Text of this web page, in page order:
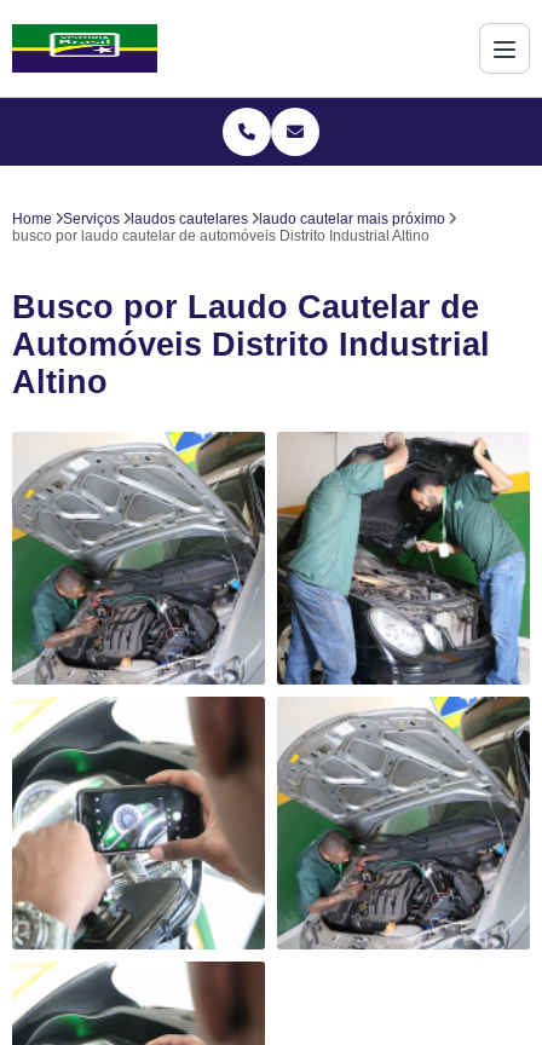
Home Serviços laudos cautelares
laudo cautelar mais próximo
busco por laudo cautelar de automóveis Distrito Industrial Altino
Busco por Laudo Cautelar de
Automóveis Distrito Industrial
Altino